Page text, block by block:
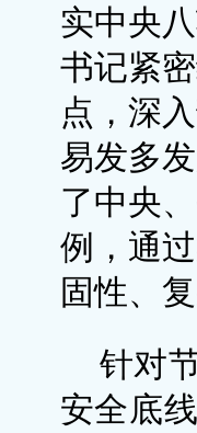
实中央
书记紧
点，深
易发多
了中央
例，通
固性、
针对
安全底